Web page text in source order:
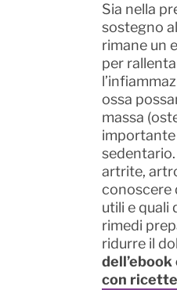
Sia nella
sostegno
rimane un
per
ossa
massa
importante
artrite,
conoscere
utili e quali
rimedi
ridurre il
con